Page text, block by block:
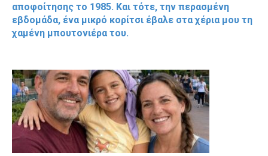
αποφοίτησης το 1985. Και τότε, την περασμένη
εβδομάδα, ένα μικρό κορίτσι έβαλε στα χέρια μου τη
χαμένη μπουτονιέρα του.